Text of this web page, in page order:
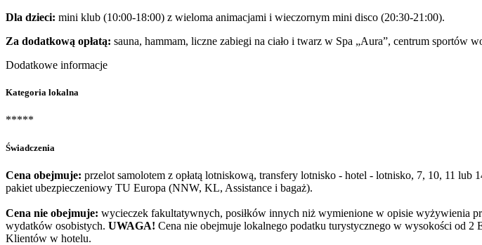
Dla dzieci: mini klub (10:00-18:00) z wieloma animacjami i wieczornym mini disco (20:30-21:00).
Za dodatkową opłatą: sauna, hammam, liczne zabiegi na ciało i twarz w Spa „Aura”, centrum sportów
Dodatkowe informacje
Kategoria lokalna
*****
Świadczenia
Cena obejmuje: przelot samolotem z opłatą lotniskową, transfery lotnisko - hotel - lotnisko, 7, 10, 11
pakiet ubezpieczeniowy TU Europa (NNW, KL, Assistance i bagaż).
Cena nie obejmuje: wycieczek fakultatywnych, posiłków innych niż wymienione w opisie wyżywienia
wydatków osobistych. UWAGA! Cena nie obejmuje lokalnego podatku turystycznego w wysokości od
Klientów w hotelu.